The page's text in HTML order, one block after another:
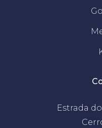
Estrada